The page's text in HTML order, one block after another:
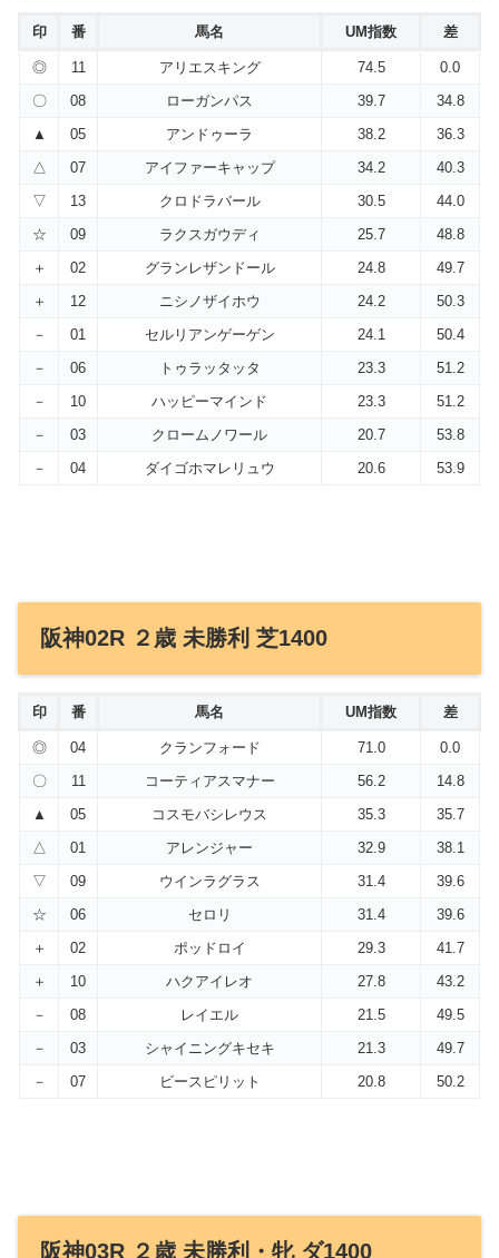
印 番 馬名 UM指数 差
◎ 11 アリエスキング 74.5
0.0
〇
08 ローガンパス 39.7
34.8
▲
05 アンドゥーラ 38.2
36.3
△
07 アイファーキャップ 34.2
40.3
▽
13 クロドラバール 30.5
44.0
☆
09 ラクスガウディ 25.7
48.8
＋
02 グランレザンドール 24.8
49.7
＋
12 ニシノザイホウ 24.2
50.3
－
01 セルリアンゲーゲン 24.1
50.4
－
06 トゥラッタッタ 23.3
51.2
－
10 ハッピーマインド 23.3
51.2
－
03 クロームノワール 20.7
53.8
－
04 ダイゴホマレリュウ 20.6 53.9
阪神02R ２歳 未勝利 芝1400
印 番 馬名 UM指数 差
◎ 04 クランフォード 71.0
0.0
〇
11 コーティアスマナー 56.2
14.8
▲
05 コスモバシレウス 35.3
35.7
△
01 アレンジャー 32.9
38.1
▽
09 ウインラグラス 31.4
39.6
☆
06 セロリ 31.4
39.6
＋
02 ポッドロイ 29.3
41.7
＋
10 ハクアイレオ 27.8
43.2
－
08 レイエル 21.5
49.5
－
03 シャイニングキセキ 21.3
49.7
－
07 ビースピリット 20.8 50.2
阪神03R ２歳 未勝利・牝 ダ1400